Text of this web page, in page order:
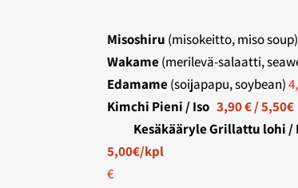
Misoshiru (misokeitto, miso
Wakame(merilevä-salaatti,
Edamame(soijapapu, soybean)
Kimchi Pieni / Iso 3,90 € / 5,50€
Kesäkääryle Grillattu lohi /
5,00€/kpl Tofu
€